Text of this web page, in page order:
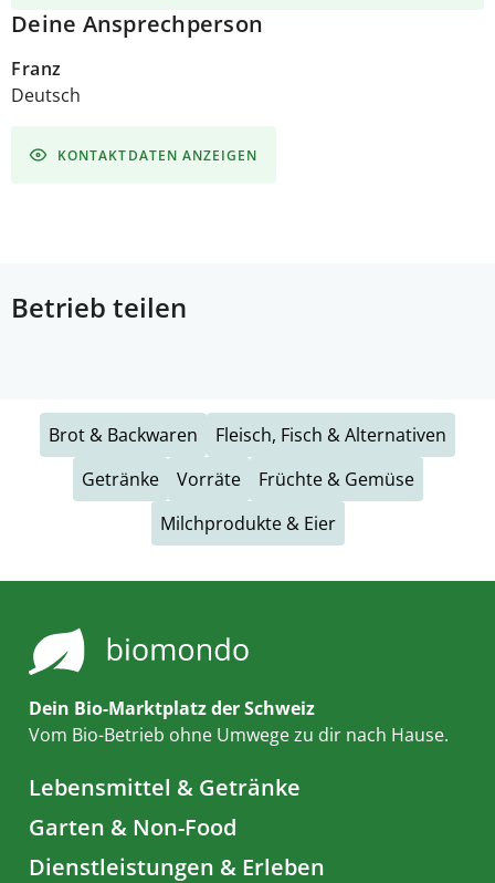
Deine Ansprechperson
Franz
Deutsch
KONTAKTDATEN ANZEIGEN
Betrieb teilen
Brot & Backwaren
Fleisch, Fisch & Alternativen
Getränke
Vorräte
Früchte & Gemüse
Milchprodukte & Eier
Dein Bio-Marktplatz der Schweiz
Vom Bio-Betrieb ohne Umwege zu dir nach Hause.
Lebensmittel & Getränke
Garten & Non-Food
Dienstleistungen & Erleben